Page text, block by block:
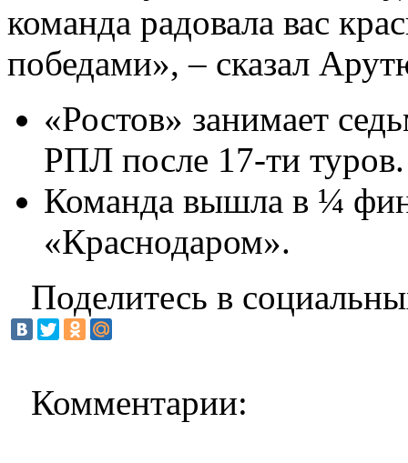
команда радовала вас
победами», – сказал
«Ростов» занимает
РПЛ после 17-ти туров.
Команда вышла в ¼
«Краснодаром».
Поделитесь в
Комментарии: